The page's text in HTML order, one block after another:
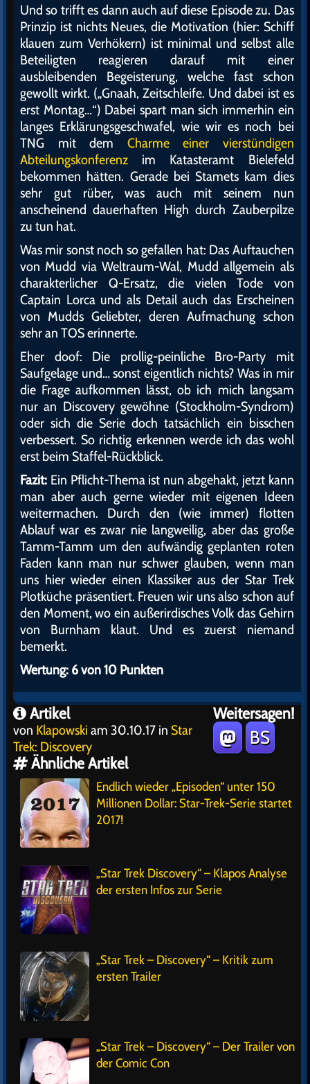
Und so trifft es dann auch auf diese Episode zu. Das
Prinzip ist nichts Neues, die Motivation (hier: Schiff
klauen zum Verhökern) ist minimal und selbst alle
Beteiligten reagieren darauf mit einer
ausbleibenden Begeisterung, welche fast schon
gewollt wirkt. („Gnaah, Zeitschleife. Und dabei ist es
erst Montag…“) Dabei spart man sich immerhin ein
langes Erklärungsgeschwafel, wie wir es noch bei
TNG mit dem Charme einer vierstündigen
Abteilungskonferenz im Katasteramt Bielefeld
bekommen hätten. Gerade bei Stamets kam dies
sehr gut rüber, was auch mit seinem nun
anscheinend dauerhaften High durch Zauberpilze
zu tun hat.
Was mir sonst noch so gefallen hat: Das Auftauchen
von Mudd via Weltraum-Wal, Mudd allgemein als
charakterlicher Q-Ersatz, die vielen Tode von
Captain Lorca und als Detail auch das Erscheinen
von Mudds Geliebter, deren Aufmachung schon
sehr an TOS erinnerte.
Eher doof: Die prollig-peinliche Bro-Party mit
Saufgelage und… sonst eigentlich nichts? Was in mir
die Frage aufkommen lässt, ob ich mich langsam
nur an Discovery gewöhne (Stockholm-Syndrom)
oder sich die Serie doch tatsächlich ein bisschen
verbessert. So richtig erkennen werde ich das wohl
erst beim Staffel-Rückblick.
Fazit: Ein Pflicht-Thema ist nun abgehakt, jetzt kann
man aber auch gerne wieder mit eigenen Ideen
weitermachen. Durch den (wie immer) flotten
Ablauf war es zwar nie langweilig, aber das große
Tamm-Tamm um den aufwändig geplanten roten
Faden kann man nur schwer glauben, wenn man
uns hier wieder einen Klassiker aus der Star Trek
Plotküche präsentiert. Freuen wir uns also schon auf
den Moment, wo ein außerirdisches Volk das Gehirn
von Burnham klaut. Und es zuerst niemand
bemerkt.
Wertung: 6 von 10 Punkten
Weitersagen!
BS
Artikel
von Klapowski am 30.10.17 in Star
Trek: Discovery
Ähnliche Artikel
Endlich wieder „Episoden“ unter 150
Millionen Dollar: Star-Trek-Serie startet
2017!
„Star Trek Discovery“ – Klapos Analyse
der ersten Infos zur Serie
„Star Trek – Discovery“ – Kritik zum
ersten Trailer
„Star Trek – Discovery“ – Der Trailer von
der Comic Con